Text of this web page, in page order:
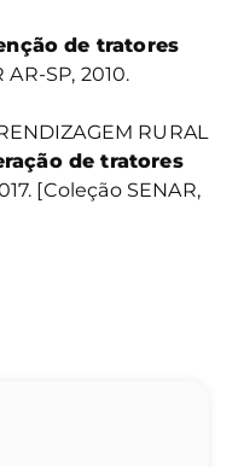
de tratores
AR-SP, 2010.
RURAL
de tratores
[Coleção SENAR,